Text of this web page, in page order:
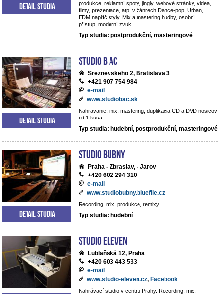
produkce, reklamní spoty, jingly, webové stránky, videa,
filmy, prezentace, atp. v žánrech Dance-pop, Urban,
EDM napříč styly. Mix a mastering hudby, osobní
přístup, moderní zvuk.
Typ studia: postprodukční, masteringové
Detail studia
Studio B AC
Sreznevskeho 2, Bratislava 3
+421 907 754 984
e-mail
www.studiobac.sk
Nahravanie, mix, mastering, duplikacia CD a DVD nosicov
od 1 kusa
Typ studia: hudební, postprodukční, masteringové
Detail studia
Studio BUBNY
Praha - Zbraslav, - Jarov
+420 602 294 310
e-mail
www.studiobubny.bluefile.cz
Recording, mix, produkce, remixy ....
Typ studia: hudební
Detail studia
Studio Eleven
Lublaňská 12, Praha
+420 603 443 533
e-mail
www.studio-eleven.cz, Facebook
Nahrávací studio v centru Prahy. Recording, mix,